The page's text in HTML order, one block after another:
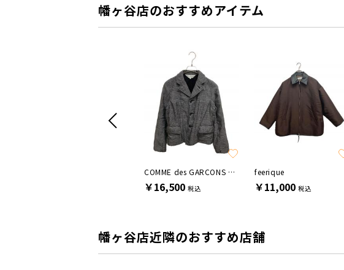
幡ヶ谷店のおすすめアイテム
COMME des GARCONS COMME des GARCONS
￥16,500 税込
feerique
￥11,000 税込
幡ヶ谷店近隣のおすすめ店舗